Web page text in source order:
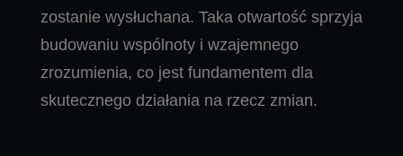
zostanie wysłuchana. Taka otwartość sprzyja
budowaniu wspólnoty i wzajemnego
zrozumienia, co jest fundamentem dla
skutecznego działania na rzecz zmian.